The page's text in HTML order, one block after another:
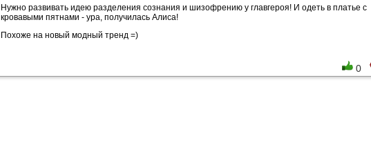
Нужно развивать идею разделения сознания и шизофрению у главгероя! И одеть в платье с
кровавыми пятнами - ура, получилась Алиса!
Похоже на новый модный тренд =)
0